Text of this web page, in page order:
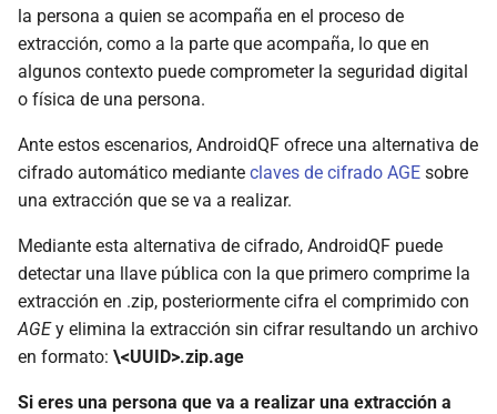
la persona a quien se acompaña en el proceso de
extracción, como a la parte que acompaña, lo que en
algunos contexto puede comprometer la seguridad digital
o física de una persona.
Ante estos escenarios, AndroidQF ofrece una alternativa de
cifrado automático mediante claves de cifrado AGE sobre
una extracción que se va a realizar.
Mediante esta alternativa de cifrado, AndroidQF puede
detectar una llave pública con la que primero comprime la
extracción en .zip, posteriormente cifra el comprimido con
AGEy elimina la extracción sin cifrar resultando un archivo
en formato: \<UUID>.zip.age
Si eres una persona que va a realizar una extracción a